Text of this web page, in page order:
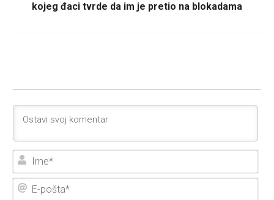
kojeg đaci tvrde da im je pretio na blokadama
E-